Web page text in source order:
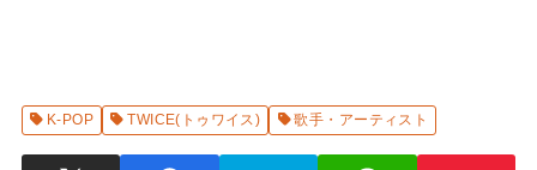
K-POP TWICE(トゥワイス) 歌手・アーティスト